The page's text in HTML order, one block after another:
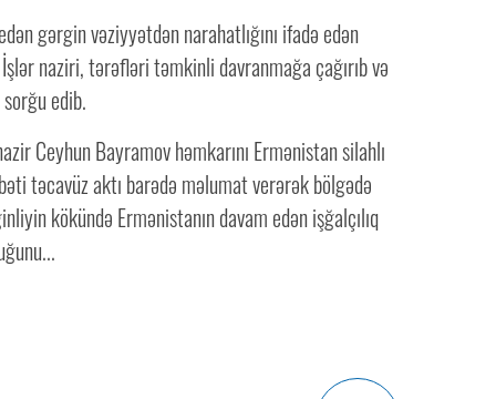
gərgin vəziyyətdən narahatlığını ifadə edən
naziri, tərəfləri təmkinli davranmağa çağırıb və
edib.
Ceyhun Bayramov həmkarını Ermənistan silahlı
təcavüz aktı barədə məlumat verərək bölgədə
kökündə Ermənistanın davam edən işğalçılıq